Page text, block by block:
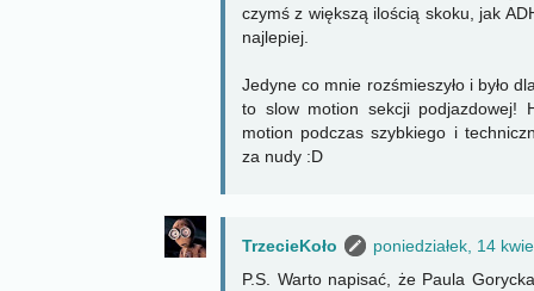
czymś z większą ilością skoku, jak
najlepiej.
Jedyne co mnie rozśmieszyło i było
to slow motion sekcji podjazdowej!
motion podczas szybkiego i
za nudy :D
TrzecieKoło
poniedziałek, 14
P.S. Warto napisać, że Paula